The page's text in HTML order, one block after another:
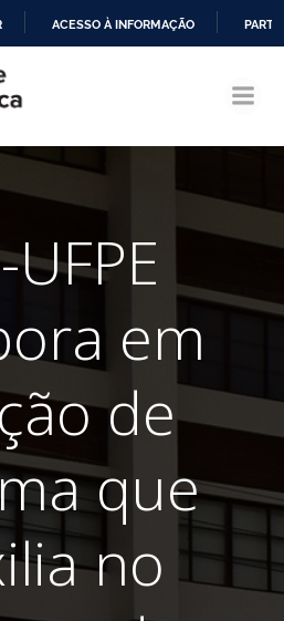
CONTEÚDO
ACESSO À INFORMAÇÃO
em
de
que
no